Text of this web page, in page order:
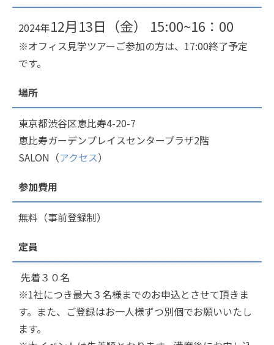
2024年12月13日（金） 15:00~16：00
※オフィス見学ツアーご参加の方は、17:00終了予定
です。
場所
東京都渋谷区恵比寿4-20-7
恵比寿ガーデンプレイスセンタープラザ2階
SALON（アクセス）
参加費用
無料（事前登録制）
定員
先着３０名
※1社につき最大３名様までのお申込とさせて頂きま
す。また、ご登録はお一人様ずつ別個でお願いいたし
ます。